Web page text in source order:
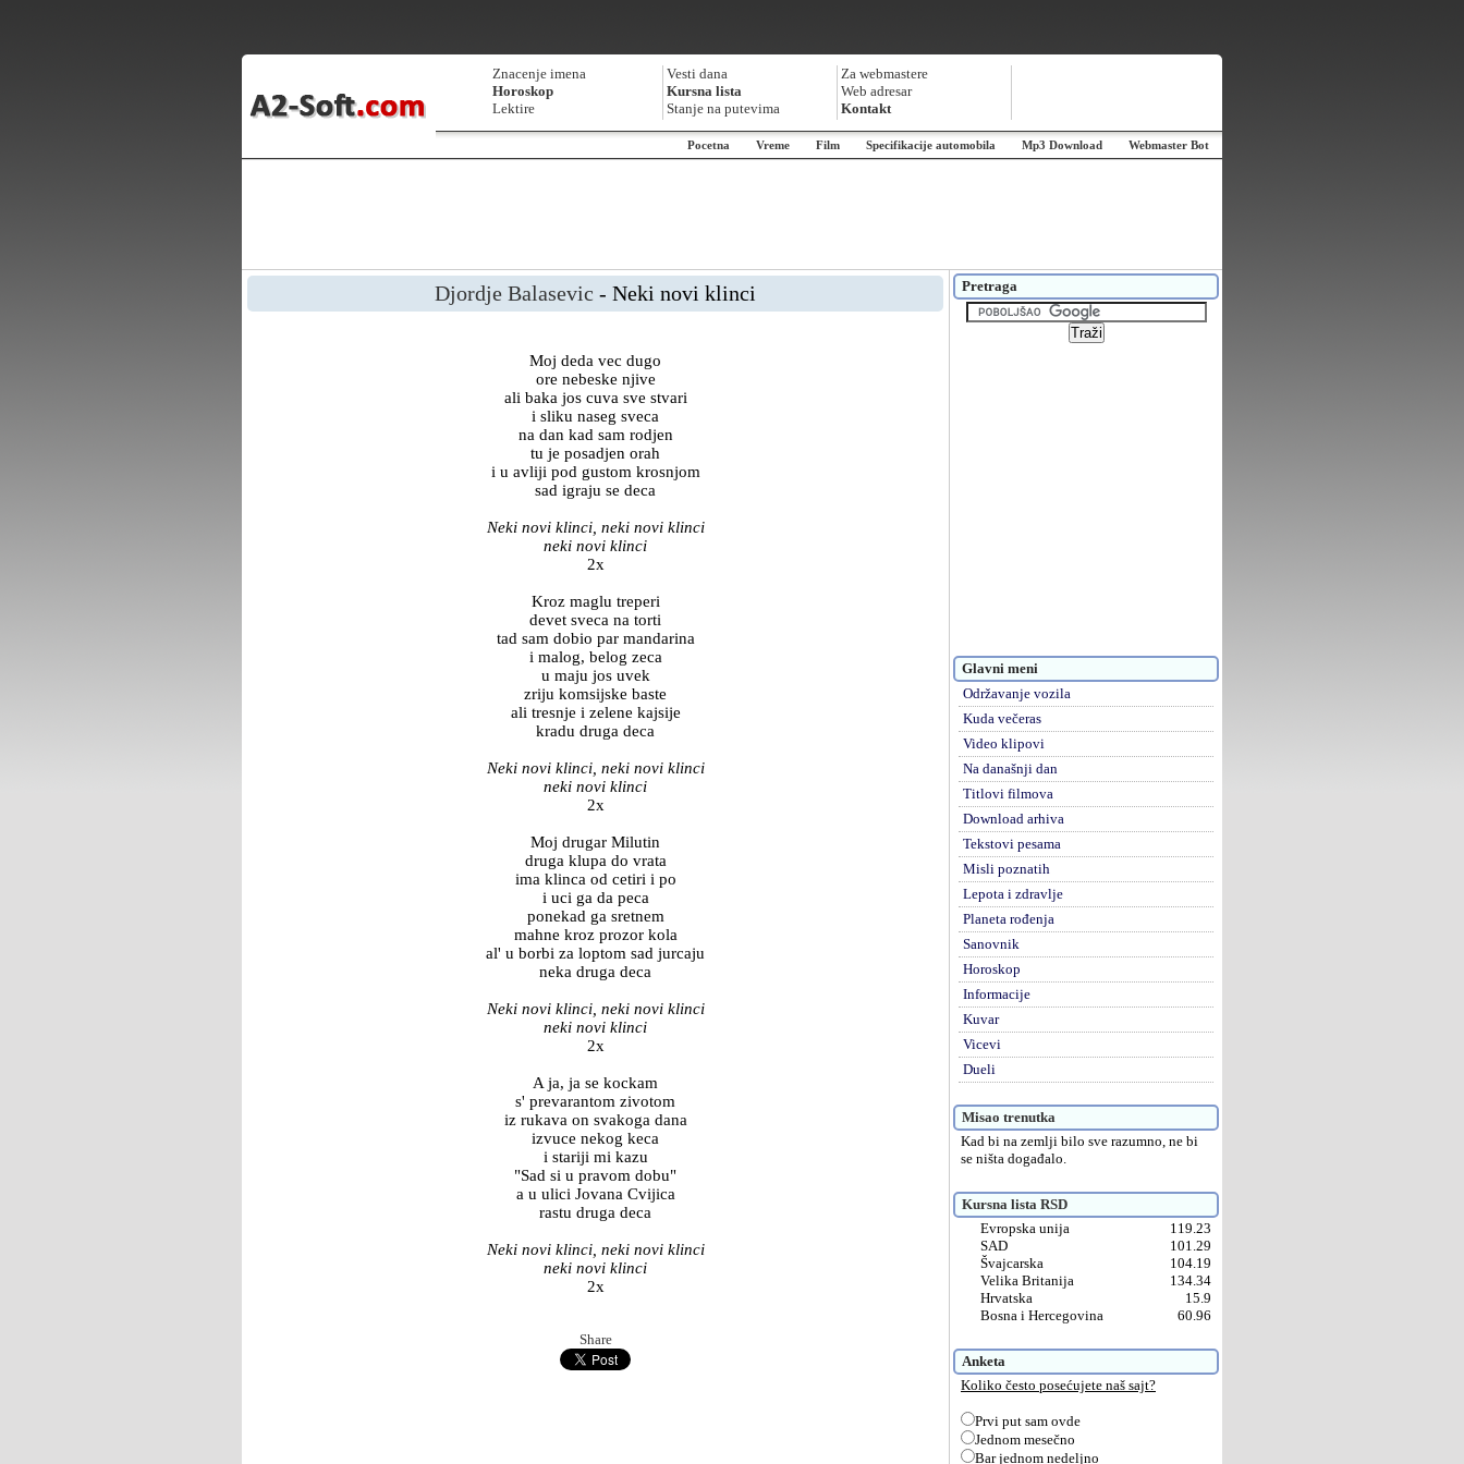
Znacenje imena
Horoskop
Lektire
Vesti dana
Kursna lista
Stanje na putevima
Za webmastere
Web adresar
Kontakt
Pocetna Vreme Film Specifikacije automobila Mp3 Download Webmaster Bot
Djordje Balasevic - Neki novi klinci
Moj deda vec dugo
ore nebeske njive
ali baka jos cuva sve stvari
i sliku naseg sveca
na dan kad sam rodjen
tu je posadjen orah
i u avliji pod gustom krosnjom
sad igraju se deca
Neki novi klinci, neki novi klinci
neki novi klinci
2x
Kroz maglu treperi
devet sveca na torti
tad sam dobio par mandarina
i malog, belog zeca
u maju jos uvek
zriju komsijske baste
ali tresnje i zelene kajsije
kradu druga deca
Neki novi klinci, neki novi klinci
neki novi klinci
2x
Moj drugar Milutin
druga klupa do vrata
ima klinca od cetiri i po
i uci ga da peca
ponekad ga sretnem
mahne kroz prozor kola
al' u borbi za loptom sad jurcaju
neka druga deca
Neki novi klinci, neki novi klinci
neki novi klinci
2x
A ja, ja se kockam
s' prevarantom zivotom
iz rukava on svakoga dana
izvuce nekog keca
i stariji mi kazu
"Sad si u pravom dobu"
a u ulici Jovana Cvijica
rastu druga deca
Neki novi klinci, neki novi klinci
neki novi klinci
2x
Share
Pretraga
Glavni meni
Održavanje vozila
Kuda večeras
Video klipovi
Na današnji dan
Titlovi filmova
Download arhiva
Tekstovi pesama
Misli poznatih
Lepota i zdravlje
Planeta rođenja
Sanovnik
Horoskop
Informacije
Kuvar
Vicevi
Dueli
Misao trenutka
Kad bi na zemlji bilo sve razumno, ne bi
se ništa događalo.
Kursna lista RSD
Evropska unija
119.23
SAD
101.29
Švajcarska
104.19
Velika Britanija
134.34
Hrvatska
15.9
Bosna i Hercegovina
60.96
Anketa
Koliko često posećujete naš sajt?
Prvi put sam ovde
Jednom mesečno
Bar jednom nedeljno